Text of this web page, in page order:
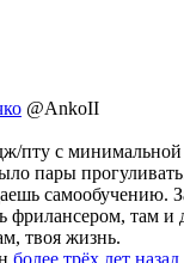
@AnkoII
пту с
пары
самообучению.
фрилансером, там и
твоя жизнь.